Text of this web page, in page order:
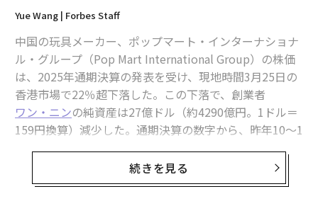
Yue Wang | Forbes Staff
中国の玩具メーカー、ポップマート・インターナショナ
ル・グループ（Pop Mart International Group）の株価
は、2025年通期決算の発表を受け、現地時間3月25日の
香港市場で22％超下落した。この下落で、創業者
ワン・ニンの純資産は27億ドル（約4290億円。1ドル＝
159円換算）減少した。通期決算の数字から、昨年10〜1
2月期に海外事業の伸びが鈍ったことがうかがえ、投資
家が動揺したためである。続きを見る